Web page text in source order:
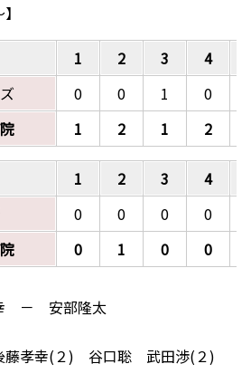
1 2 3 4
0 0 1 0
1 2 1 2
1 2 3 4
0 0 0 0
0 1 0 0
－ 安部隆太
孝幸(２) 谷口聡 武田渉(２)